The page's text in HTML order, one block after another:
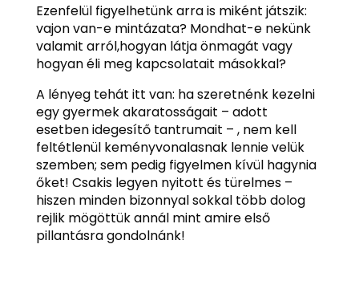
Ezenfelül figyelhetünk arra is miként játszik:
vajon van-e mintázata? Mondhat-e nekünk
valamit arról,hogyan látja önmagát vagy
hogyan éli meg kapcsolatait másokkal?
A lényeg tehát itt van: ha szeretnénk kezelni
egy gyermek akaratosságait – adott
esetben idegesítő tantrumait – , nem kell
feltétlenül keményvonalasnak lennie velük
szemben; sem pedig figyelmen kívül hagynia
őket! Csakis legyen nyitott és türelmes –
hiszen minden bizonnyal sokkal több dolog
rejlik mögöttük annál mint amire első
pillantásra gondolnánk!